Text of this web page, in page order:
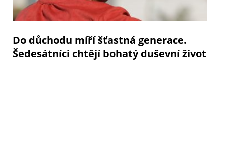
Do důchodu míří šťastná generace.
Šedesátníci chtějí bohatý duševní život